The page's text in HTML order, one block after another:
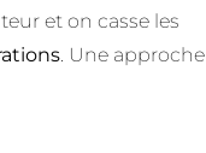
et on casse les
. Une approche